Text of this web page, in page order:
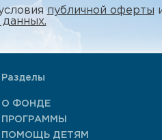
публичной оферты
данных.
Разделы
О ФОНДЕ
ПРОГРАММЫ
ПОМОЩЬ ДЕТЯМ